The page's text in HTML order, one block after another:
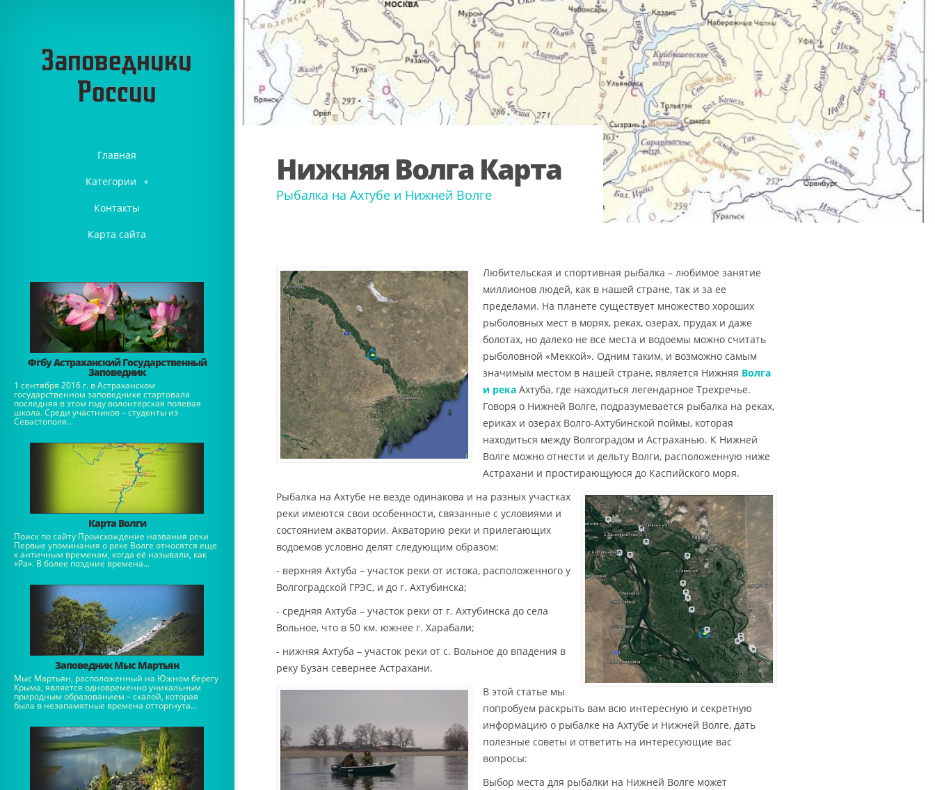
Главная
Категории +
Контакты
Карта сайта
Фгбу Астраханский Государственный
Заповедник
1 сентября 2016 г. в Астраханском
государственном заповеднике стартовала
последняя в этом году волонтёрская полевая
школа. Среди участников – студенты из
Севастополя...
Карта Волги
Поиск по сайту Происхождение названия реки
Первые упоминания о реке Волге относятся еще
к античным временам, когда её называли, как
«Ра». В более поздние времена...
Заповедник Мыс Мартьян
Мыс Мартьян, расположенный на Южном берегу
Крыма, является одновременно уникальным
природным образованием – скалой, которая
была в незапамятные времена отторгнута...
Нижняя Волга Карта
Рыбалка на Ахтубе и Нижней Волге
Любительская и спортивная рыбалка – любимое занятие
миллионов людей, как в нашей стране, так и за ее
пределами. На планете существует множество хороших
рыболовных мест в морях, реках, озерах, прудах и даже
болотах, но далеко не все места и водоемы можно считать
рыболовной «Меккой». Одним таким, и возможно самым
значимым местом в нашей стране, является Нижняя Волга
и река Ахтуба, где находиться легендарное Трехречье.
Говоря о Нижней Волге, подразумевается рыбалка на реках,
ериках и озерах Волго-Ахтубинской поймы, которая
находиться между Волгоградом и Астраханью. К Нижней
Волге можно отнести и дельту Волги, расположенную ниже
Астрахани и простирающуюся до Каспийского моря.
Рыбалка на Ахтубе не везде одинакова и на разных участках
реки имеются свои особенности, связанные с условиями и
состоянием акватории. Акваторию реки и прилегающих
водоемов условно делят следующим образом:
- верхняя Ахтуба – участок реки от истока, расположенного у
Волгоградской ГРЭС, и до г. Ахтубинска;
- средняя Ахтуба – участок реки от г. Ахтубинска до села
Вольное, что в 50 км. южнее г. Харабали;
- нижняя Ахтуба – участок реки от с. Вольное до впадения в
реку Бузан севернее Астрахани.
В этой статье мы
попробуем раскрыть вам всю интересную и секретную
информацию о рыбалке на Ахтубе и Нижней Волге, дать
полезные советы и ответить на интересующие вас
вопросы:
Выбор места для рыбалки на Нижней Волге может